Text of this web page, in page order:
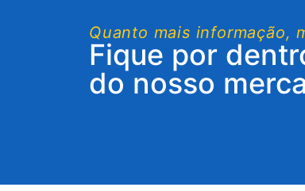
Quanto mais informação,
Fique por
do nosso